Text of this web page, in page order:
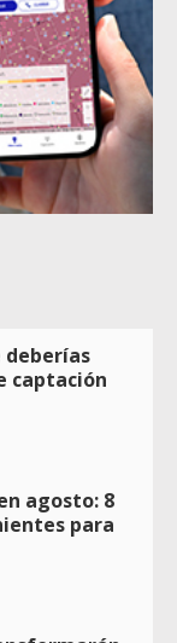
deberías
captación
agosto: 8
para